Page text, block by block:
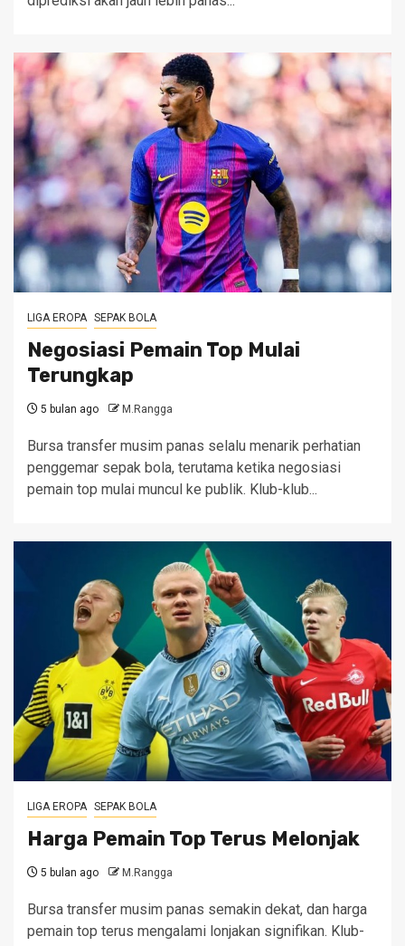
LIGA EROPA SEPAK BOLA
Negosiasi Pemain Top Mulai
Terungkap
5 bulan ago M.Rangga
Bursa transfer musim panas selalu menarik perhatian
penggemar sepak bola, terutama ketika negosiasi
pemain top mulai muncul ke publik. Klub-klub...
LIGA EROPA SEPAK BOLA
Harga Pemain Top Terus Melonjak
5 bulan ago M.Rangga
Bursa transfer musim panas semakin dekat, dan harga
pemain top terus mengalami lonjakan signifikan. Klub-